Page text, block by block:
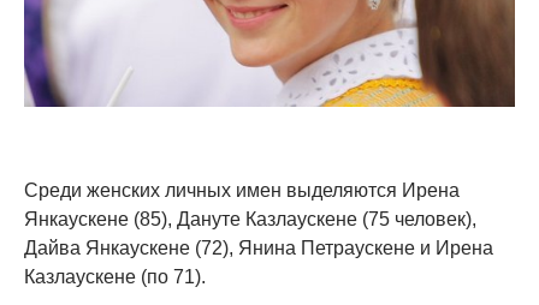
Среди женских личных имен выделяются Ирена
Янкаускене (85), Дануте Казлаускене (75 человек),
Дайва Янкаускене (72), Янина Петраускене и Ирена
Казлаускене (по 71).